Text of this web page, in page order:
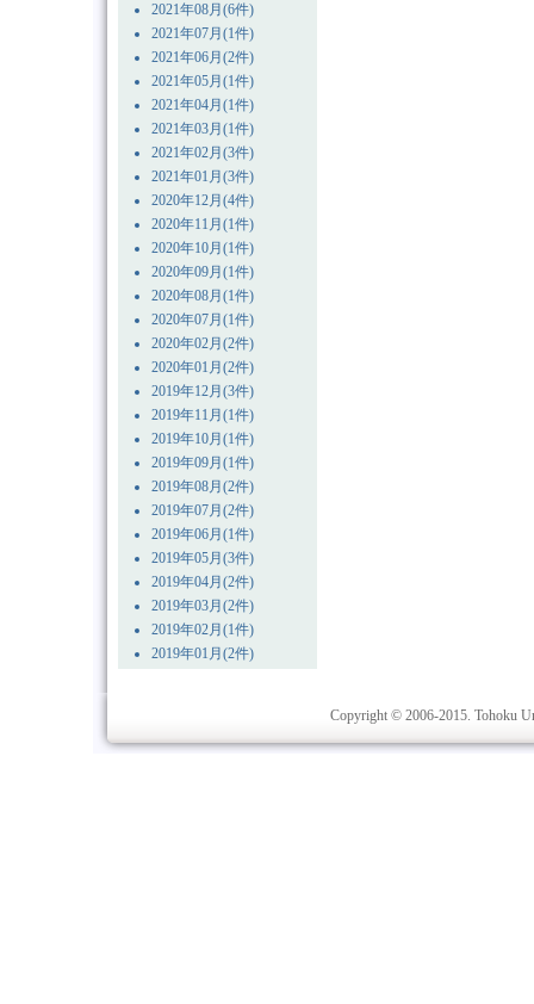
2021年08月(6件)
2021年07月(1件)
2021年06月(2件)
2021年05月(1件)
2021年04月(1件)
2021年03月(1件)
2021年02月(3件)
2021年01月(3件)
2020年12月(4件)
2020年11月(1件)
2020年10月(1件)
2020年09月(1件)
2020年08月(1件)
2020年07月(1件)
2020年02月(2件)
2020年01月(2件)
2019年12月(3件)
2019年11月(1件)
2019年10月(1件)
2019年09月(1件)
2019年08月(2件)
2019年07月(2件)
2019年06月(1件)
2019年05月(3件)
2019年04月(2件)
2019年03月(2件)
2019年02月(1件)
2019年01月(2件)
Copyright © 2006-2015. Tohoku